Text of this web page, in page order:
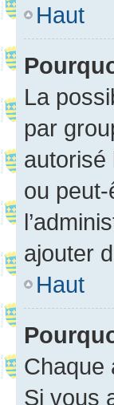
Haut
La
par
autorisé
ou
ajouter
Haut
Chaque
Si vous